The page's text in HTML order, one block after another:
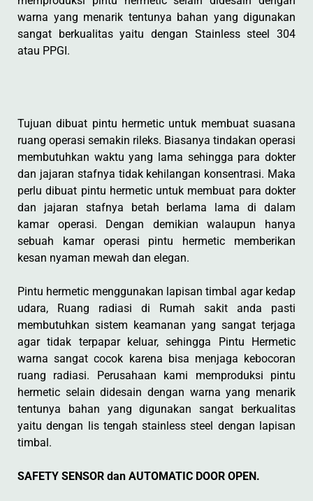
warna yang menarik tentunya bahan yang digunakan
sangat berkualitas yaitu dengan Stainless steel 304
atau PPGI.
Tujuan dibuat pintu hermetic untuk membuat suasana
ruang operasi semakin rileks. Biasanya tindakan operasi
membutuhkan waktu yang lama sehingga para dokter
dan jajaran stafnya tidak kehilangan konsentrasi. Maka
perlu dibuat pintu hermetic untuk membuat para dokter
dan jajaran stafnya betah berlama lama di dalam
kamar operasi. Dengan demikian walaupun hanya
sebuah kamar operasi pintu hermetic memberikan
kesan nyaman mewah dan elegan.
Pintu hermetic menggunakan lapisan timbal agar kedap
udara, Ruang radiasi di Rumah sakit anda pasti
membutuhkan sistem keamanan yang sangat terjaga
agar tidak terpapar keluar, sehingga Pintu Hermetic
warna sangat cocok karena bisa menjaga kebocoran
ruang radiasi. Perusahaan kami memproduksi pintu
hermetic selain didesain dengan warna yang menarik
tentunya bahan yang digunakan sangat berkualitas
yaitu dengan lis tengah stainless steel dengan lapisan
timbal.
SAFETY SENSOR dan AUTOMATIC DOOR OPEN.